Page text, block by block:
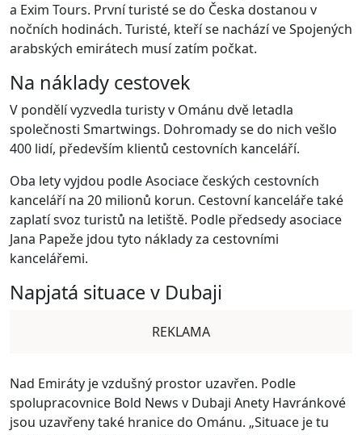
a Exim Tours. První turisté se do Česka dostanou v
nočních hodinách. Turisté, kteří se nachází ve Spojených
arabských emirátech musí zatím počkat.
Na náklady cestovek
V pondělí vyzvedla turisty v Ománu dvě letadla
společnosti Smartwings. Dohromady se do nich vešlo
400 lidí, především klientů cestovních kanceláří.
Oba lety vyjdou podle Asociace českých cestovních
kanceláří na 20 milionů korun. Cestovní kanceláře také
zaplatí svoz turistů na letiště. Podle předsedy asociace
Jana Papeže jdou tyto náklady za cestovními
kancelářemi.
Napjatá situace v Dubaji
REKLAMA
Nad Emiráty je vzdušný prostor uzavřen. Podle
spolupracovnice Bold News v Dubaji Anety Havránkové
jsou uzavřeny také hranice do Ománu. „Situace je tu